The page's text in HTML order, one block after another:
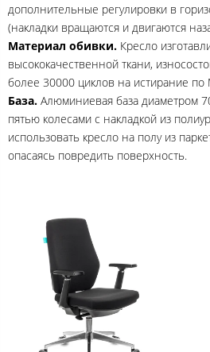
дополнительные регулировки в
(накладки вращаются и двигаются
Материал обивки. Кресло
высококачественной ткани,
более 30000 циклов на истирание по
База. Алюминиевая база диаметром
пятью колесами с накладкой из
использовать кресло на полу из
опасаясь повредить поверхность.